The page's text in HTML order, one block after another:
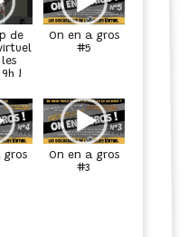
de
les
!
On en a gros
#5
gros
On en a gros
#3